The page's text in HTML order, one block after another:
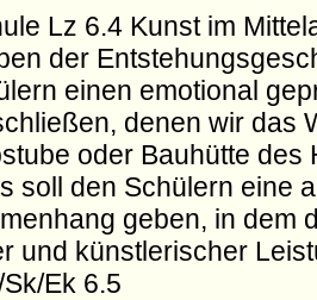
Lz 6.4 Kunst im
der
einen emotional
denen wir das
oder Bauhütte
soll den Schülern eine
geben, in dem
und künstlerischer
Ek 6.5